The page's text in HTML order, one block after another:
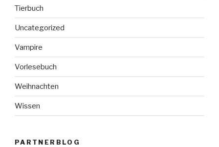
Tierbuch
Uncategorized
Vampire
Vorlesebuch
Weihnachten
Wissen
PARTNERBLOG